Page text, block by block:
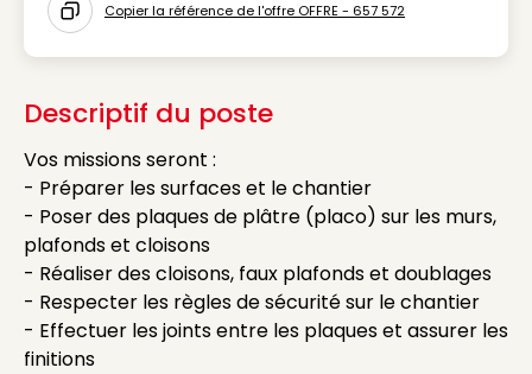
Icon copy to clipboard
Copier la référence de l'offre OFFRE - 657 572
Descriptif du poste
Vos missions seront :
- Préparer les surfaces et le chantier
- Poser des plaques de plâtre (placo) sur les murs,
plafonds et cloisons
- Réaliser des cloisons, faux plafonds et doublages
- Respecter les règles de sécurité sur le chantier
- Effectuer les joints entre les plaques et assurer les
finitions